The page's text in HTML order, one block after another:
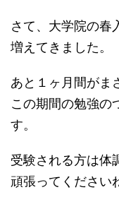
さて、大学院の春
増えてきました。
あと１ヶ月間がま
この期間の勉強の
す。
受験される方は体
頑張ってください